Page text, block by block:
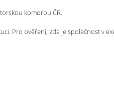
komorou ČR.
Pro ověření, zda je společnost v